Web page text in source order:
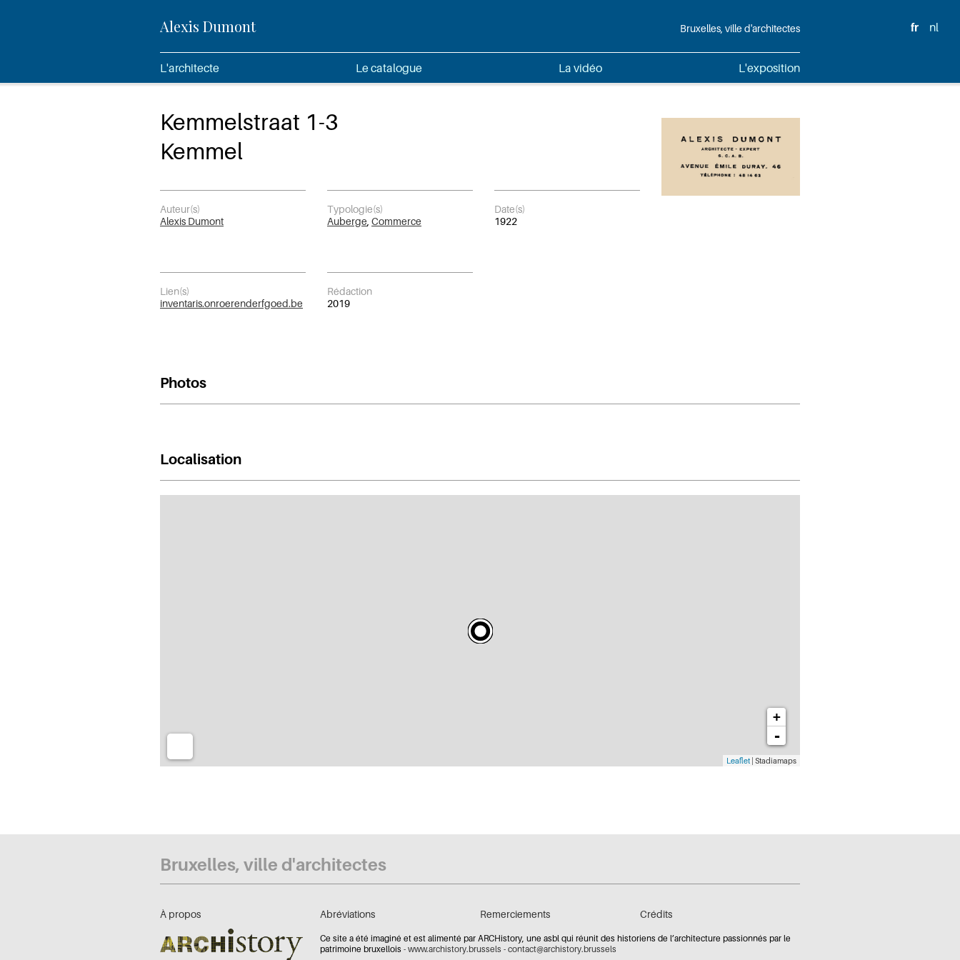
Alexis Dumont Bruxelles, ville d'architectes
L'architecte Le catalogue La vidéo L'exposition
fr nl
Kemmelstraat 1-3
Kemmel
Auteur(s)
Alexis Dumont
Typologie(s)
Auberge Commerce
Date(s)
1922
Lien(s)
inventaris.onroerenderfgoed.be
Rédaction
2019
Photos
Localisation
+
-
Leaflet | Stadiamaps
Bruxelles, ville d'architectes
À propos Abréviations Remerciements Crédits
Ce site a été imaginé et est alimenté par ARCHistory, une asbl qui réunit des historiens de l’architecture passionnés par le
patrimoine bruxellois - www.archistory.brussels - contact@archistory.brussels